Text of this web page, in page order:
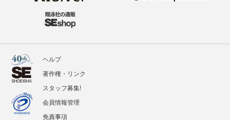
ヘルプ
著作権・リンク
スタッフ募集!
会員情報管理
免責事項